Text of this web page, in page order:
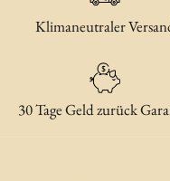
Klimaneutraler
30 Tage Geld zurück